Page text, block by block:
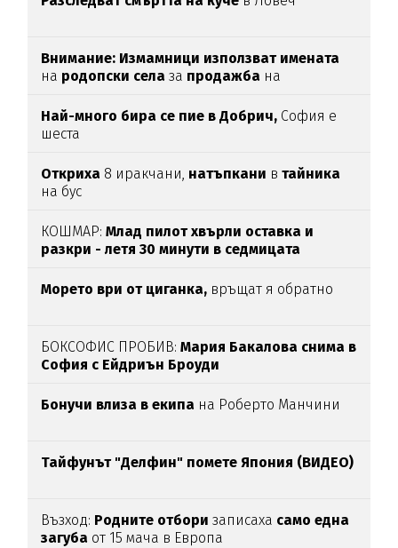
Внимание: Измамници използват имената
на родопски села за продажба на
Най-много бира се пие в Добрич, София е
шеста
Откриха 8 иракчани, натъпкани втайника
на бус
КОШМАР:Млад пилот хвърли оставка и
разкри - летя 30 минути в седмицата
Морето ври от циганка, връщат я обратно
БОКСОФИС ПРОБИВ:Мария Бакалова снима в
София с Ейдриън Броуди
Бонучи влиза в екипа на Роберто Манчини
Тайфунът "Делфин" помете Япония (ВИДЕО)
Възход: Родните отбори записаха само една
загуба от 15 мача в Европа